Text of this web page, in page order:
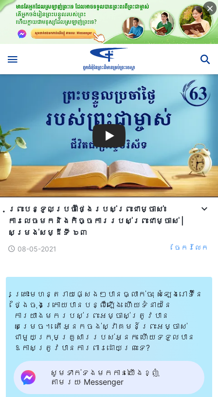
ព្រះបន្ទូលប្រចាំថ្ងៃរបស់ព្រះជាម្ចាស់៖
ការលេចមកនិងកិច្ចការរបស់ព្រះជាម្ចាស់ |
សម្រង់​សម្ដីទី ៦៣
08-05-2021 ចែក​រំលែក
គ្រោះមហន្តរាយផ្សេងៗបានធ្លាក់ចុះ សំឡេងរោទិ៍នៃ
ថ្ងៃចុងក្រោយបានបន្លឺឡើង ហើយទំនាយនៃ
ការយាងមករបស់ព្រះអម្ចាស់ត្រូវបាន
សម្រេច។ តើអ្នកចង់ស្វាគមន៍ព្រះអម្ចាស់
ជាមួយក្រុមគ្រួសាររបស់អ្នក ហើយទទួលបាន
ឱកាសត្រូវបានការពារដោយព្រះទេ?
សូមទាក់ទងមកកាន់យើងខ្ញុំ
តាមរយៈ Messenger